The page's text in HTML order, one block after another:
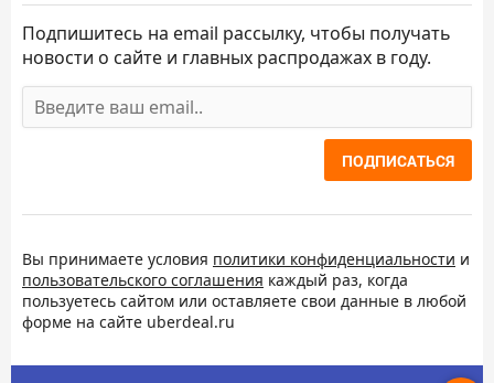
Подпишитесь на email рассылку, чтобы получать
новости о сайте и главных распродажах в году.
ПОДПИСАТЬСЯ
Вы принимаете условия политики конфиденциальности и
пользовательского соглашения каждый раз, когда
пользуетесь сайтом или оставляете свои данные в любой
форме на сайте uberdeal.ru